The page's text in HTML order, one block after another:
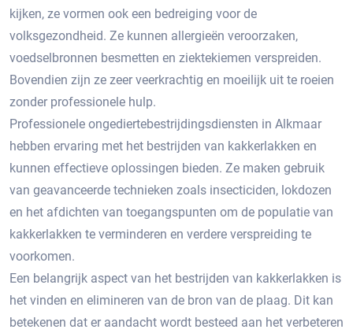
kijken, ze vormen ook een bedreiging voor de
volksgezondheid. Ze kunnen allergieën veroorzaken,
voedselbronnen besmetten en ziektekiemen verspreiden.​
Bovendien zijn ze zeer veerkrachtig en moeilijk uit te roeien
zonder professionele hulp.​
Professionele ongediertebestrijdingsdiensten in Alkmaar
hebben ervaring met het bestrijden van kakkerlakken en
kunnen effectieve oplossingen bieden.​ Ze maken gebruik
van geavanceerde technieken zoals insecticiden, lokdozen
en het afdichten van toegangspunten om de populatie van
kakkerlakken te verminderen en verdere verspreiding te
voorkomen.
Een belangrijk aspect van het bestrijden van kakkerlakken is
het vinden en elimineren van de bron van de plaag.​ Dit kan
betekenen dat er aandacht wordt besteed aan het verbeteren